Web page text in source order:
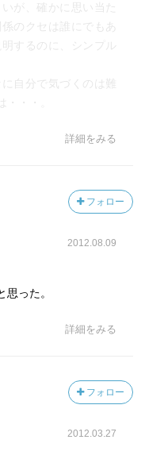
が、確かに思い当た
のクセは誰にでもあ
するのに、シンプル
自分で気づくのは難
・・。
詳細をみる
フォロー
2012.08.09
った。
詳細をみる
フォロー
2012.03.27